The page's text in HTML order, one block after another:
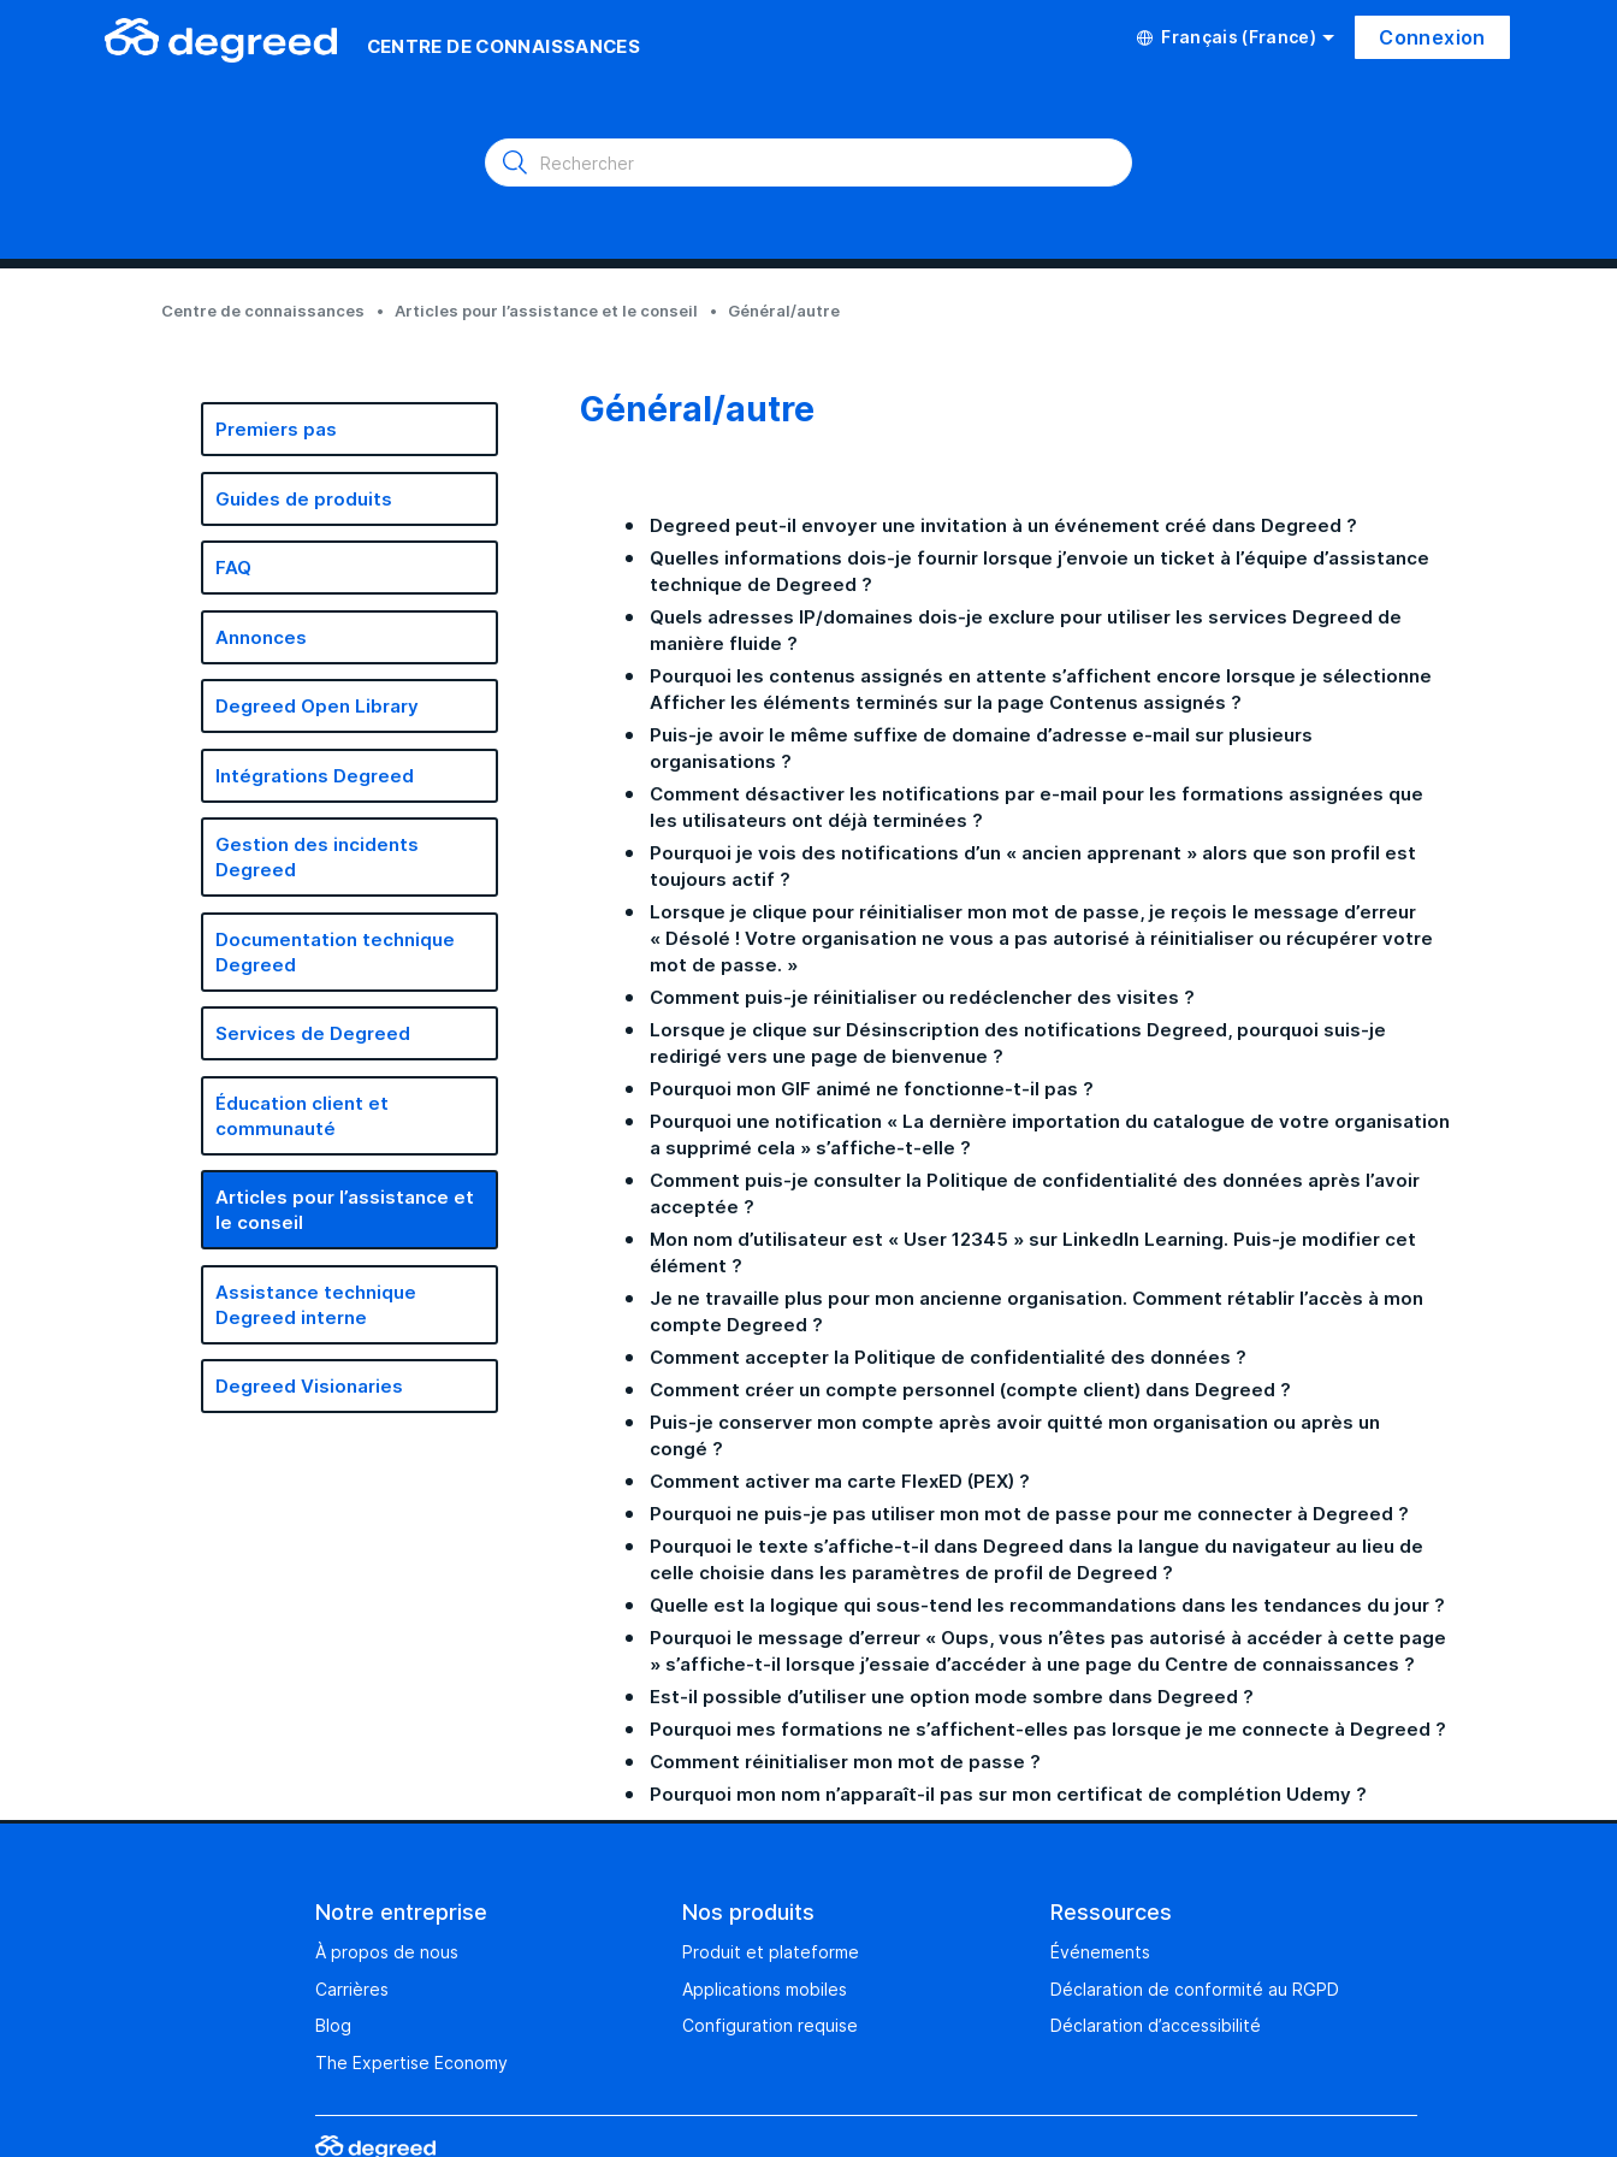
CENTRE DE CONNAISSANCES Français (France) Connexion
Centre de connaissances Articles pour l’assistance et le conseil Général/autre
Premiers pas
Guides de produits
FAQ
Annonces
Degreed Open Library
Intégrations Degreed
Gestion des incidents
Degreed
Documentation technique
Degreed
Services de Degreed
Éducation client et
communauté
Articles pour l’assistance et
le conseil
Assistance technique
Degreed interne
Degreed Visionaries
Général/autre
Degreed peut-il envoyer une invitation à un événement créé dans Degreed ?
Quelles informations dois-je fournir lorsque j’envoie un ticket à l’équipe d’assistance
technique de Degreed ?
Quels adresses IP/domaines dois-je exclure pour utiliser les services Degreed de
manière fluide ?
Pourquoi les contenus assignés en attente s’affichent encore lorsque je sélectionne
Afficher les éléments terminés sur la page Contenus assignés ?
Puis-je avoir le même suffixe de domaine d’adresse e-mail sur plusieurs
organisations ?
Comment désactiver les notifications par e-mail pour les formations assignées que
les utilisateurs ont déjà terminées ?
Pourquoi je vois des notifications d’un « ancien apprenant » alors que son profil est
toujours actif ?
Lorsque je clique pour réinitialiser mon mot de passe, je reçois le message d’erreur
« Désolé ! Votre organisation ne vous a pas autorisé à réinitialiser ou récupérer votre
mot de passe. »
Comment puis-je réinitialiser ou redéclencher des visites ?
Lorsque je clique sur Désinscription des notifications Degreed, pourquoi suis-je
redirigé vers une page de bienvenue ?
Pourquoi mon GIF animé ne fonctionne-t-il pas ?
Pourquoi une notification « La dernière importation du catalogue de votre organisation
a supprimé cela » s’affiche-t-elle ?
Comment puis-je consulter la Politique de confidentialité des données après l’avoir
acceptée ?
Mon nom d’utilisateur est « User 12345 » sur LinkedIn Learning. Puis-je modifier cet
élément ?
Je ne travaille plus pour mon ancienne organisation. Comment rétablir l’accès à mon
compte Degreed ?
Comment accepter la Politique de confidentialité des données ?
Comment créer un compte personnel (compte client) dans Degreed ?
Puis-je conserver mon compte après avoir quitté mon organisation ou après un
congé ?
Comment activer ma carte FlexED (PEX) ?
Pourquoi ne puis-je pas utiliser mon mot de passe pour me connecter à Degreed ?
Pourquoi le texte s’affiche-t-il dans Degreed dans la langue du navigateur au lieu de
celle choisie dans les paramètres de profil de Degreed ?
Quelle est la logique qui sous-tend les recommandations dans les tendances du jour ?
Pourquoi le message d’erreur « Oups, vous n’êtes pas autorisé à accéder à cette page
» s’affiche-t-il lorsque j’essaie d’accéder à une page du Centre de connaissances ?
Est-il possible d’utiliser une option mode sombre dans Degreed ?
Pourquoi mes formations ne s’affichent-elles pas lorsque je me connecte à Degreed ?
Comment réinitialiser mon mot de passe ?
Pourquoi mon nom n’apparaît-il pas sur mon certificat de complétion Udemy ?
Notre entreprise
À propos de nous
Carrières
Blog
The Expertise Economy
Nos produits
Produit et plateforme
Applications mobiles
Configuration requise
Ressources
Événements
Déclaration de conformité au RGPD
Déclaration d’accessibilité